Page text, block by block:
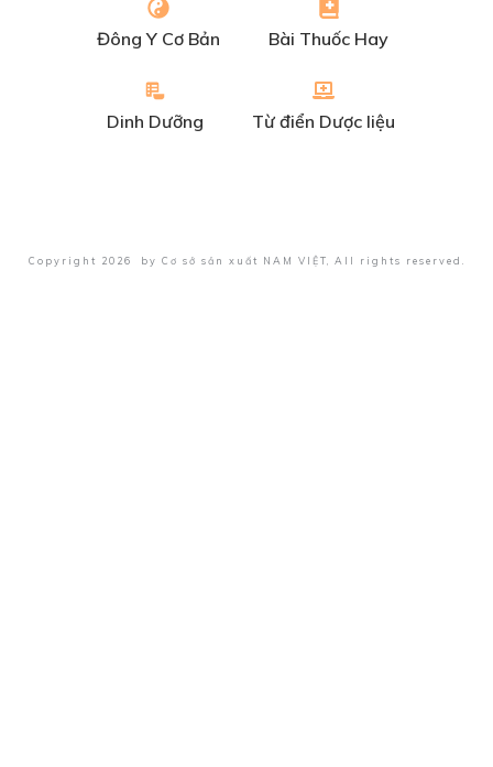
Đông Y Cơ Bản Bài Thuốc Hay
Dinh Dưỡng Từ điển Dược liệu
Copyright 2026 by Cơ sở sản xuất NAM VIỆT , All rights reserved.